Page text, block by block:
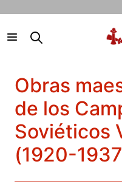
Obras
de los
Soviéticos
(1920-